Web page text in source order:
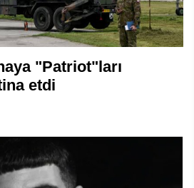
"Patriot"ları
etdi